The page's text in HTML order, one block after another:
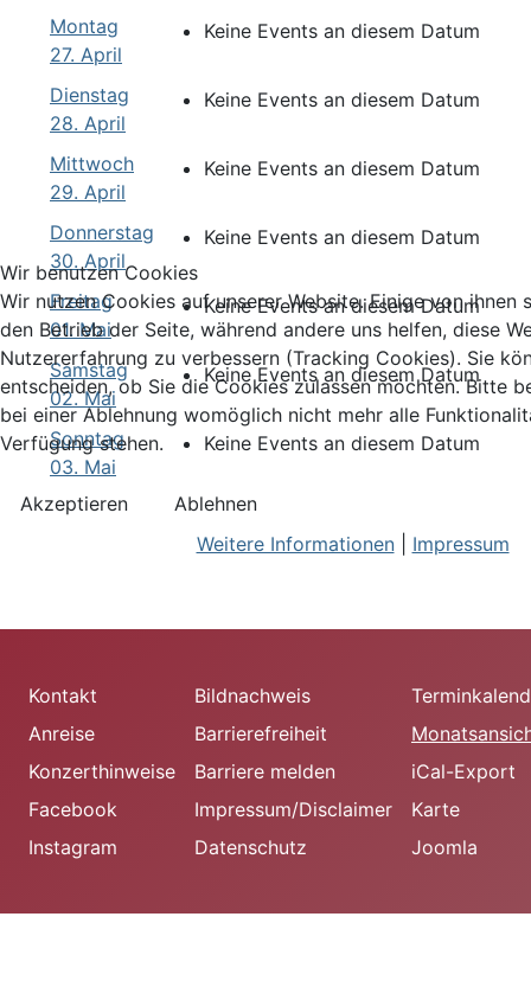
Montag
27. April
Keine Events an diesem Datum
Dienstag
28. April
Keine Events an diesem Datum
Mittwoch
29. April
Keine Events an diesem Datum
Donnerstag
30. April
Keine Events an diesem Datum
Freitag
01. Mai
Keine Events an diesem Datum
Samstag
02. Mai
Keine Events an diesem Datum
Sonntag
03. Mai
Keine Events an diesem Datum
Kontakt
Anreise
Konzerthinweise
Facebook
Instagram
Bildnachweis
Barrierefreiheit
Barriere melden
Impressum/Disclaimer
Datenschutz
iCal-Export
Karte
Joomla
Wir benutzen Cookies
Wir nutzen Cookies auf unserer Website. Einige von ihnen
den Betrieb der Seite, während andere uns helfen, diese
Nutzererfahrung zu verbessern (Tracking Cookies). Sie
entscheiden, ob Sie die Cookies zulassen möchten. Bitte
bei einer Ablehnung womöglich nicht mehr alle
Verfügung stehen.
Akzeptieren
Ablehnen
Weitere Informationen| Impressum